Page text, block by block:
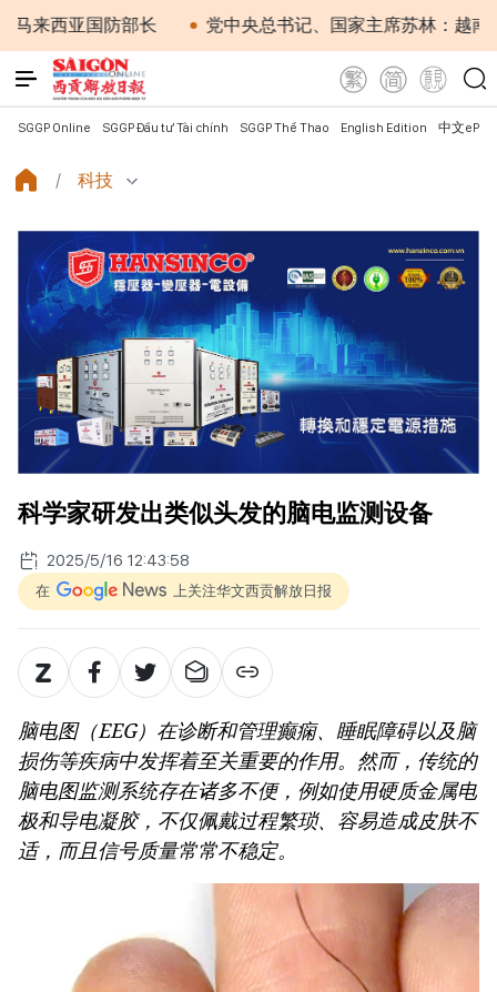
亚国防部长 党中央总书记、国家主席苏林：越南与马来
SGGP Online SGGP Đầu tư Tài chính SGGP Thể Thao English Edition 中文
科技
科学家研发出类似头发的脑电监测设备
2025/5/16 12:43:58
在 上关注华文西贡解放日报
脑电图（EEG）在诊断和管理癫痫、睡眠障碍以及脑
损伤等疾病中发挥着至关重要的作用。然而，传统的
脑电图监测系统存在诸多不便，例如使用硬质金属电
极和导电凝胶，不仅佩戴过程繁琐、容易造成皮肤不
适，而且信号质量常常不稳定。